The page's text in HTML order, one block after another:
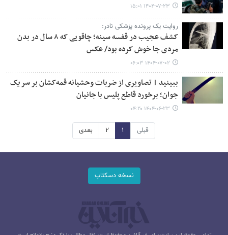
۱۴۰۴-۰۷-۲۳ ۱۵:۰۱
روایت یک پرونده پزشکی نادر:
کشف عجیب در قفسه سینه؛ چاقویی که ۸ سال در بدن
مردی جا خوش کرده بود/ عکس
۱۴۰۴-۰۷-۰۲ ۰۶:۰۳
ببینید | تصاویری از ضربات وحشیانه قمه‌کشان بر سر یک
جوان؛ برخورد قاطع پلیس با جانیان
۱۴۰۴-۰۶-۲۳ ۰۴:۲۰
قبلی ۱ ۲ بعدی
نسخه دسکتاپ